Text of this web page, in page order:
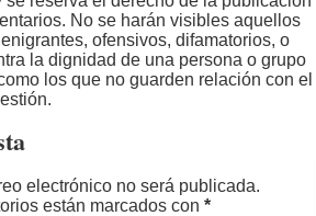
No se harán visibles aquellos
ofensivos, difamatorios, o
la dignidad de una persona o grupo
los que no guarden relación con el
electrónico no será publicada.
están marcados con*